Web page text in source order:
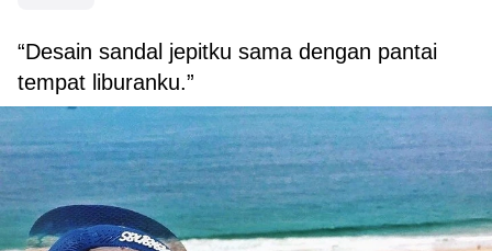
“Desain sandal jepitku sama dengan pantai
tempat liburanku.”